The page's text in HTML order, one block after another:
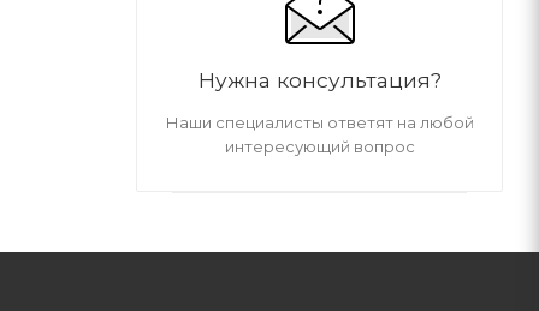
Нужна консультация?
Наши специалисты ответят на любой
интересующий вопрос